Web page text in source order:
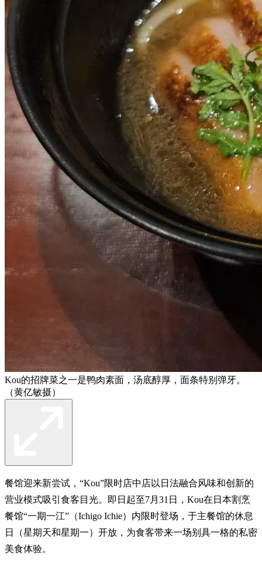
Kou的招牌菜之一是鸭肉素面，汤底醇厚，面条特别弹牙。
（黄亿敏摄）
餐馆迎来新尝试，“Kou”限时店中店以日法融合风味和创新的
营业模式吸引食客目光。即日起至7月31日，Kou在日本割烹
餐馆“一期一江”（Ichigo Ichie）内限时登场，于主餐馆的休息
日（星期天和星期一）开放，为食客带来一场别具一格的私密
美食体验。